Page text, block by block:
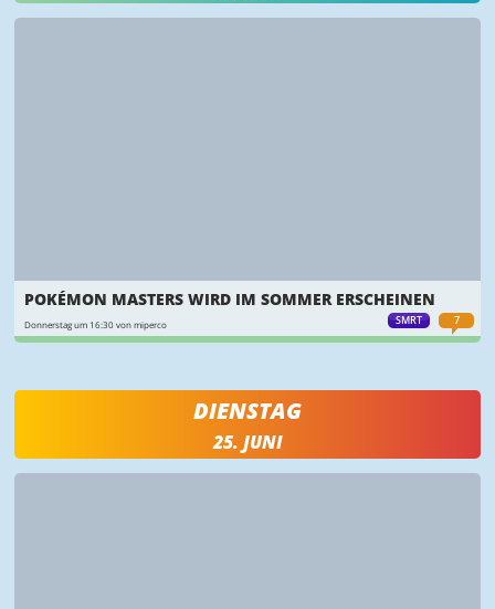
SMRT 7
POKÉMON MASTERS WIRD IM SOMMER ERSCHEINEN
Donnerstag um 16:30 von miperco
DIENSTAG
25. JUNI